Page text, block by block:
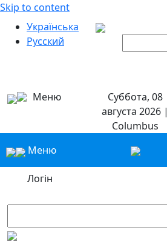
Skip to content
Українська
Русский
Меню
Суббота, 08
августа 2026 |
Columbus
Меню
Логін